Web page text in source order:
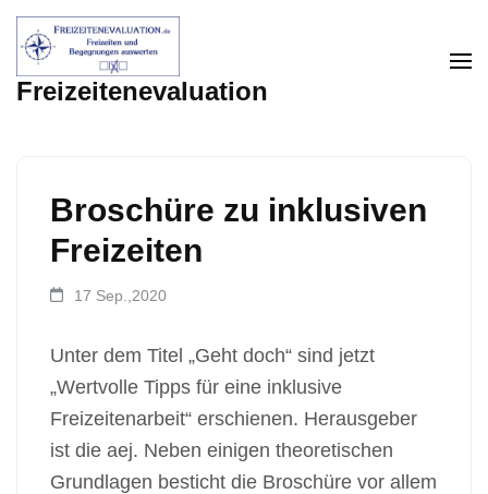
Zum
Inhalt
springen
Freizeitenevaluation
Broschüre zu inklusiven
Freizeiten
17 Sep.,2020
Unter dem Titel „Geht doch“ sind jetzt
„Wertvolle Tipps für eine inklusive
Freizeitenarbeit“ erschienen. Herausgeber
ist die aej. Neben einigen theoretischen
Grundlagen besticht die Broschüre vor allem